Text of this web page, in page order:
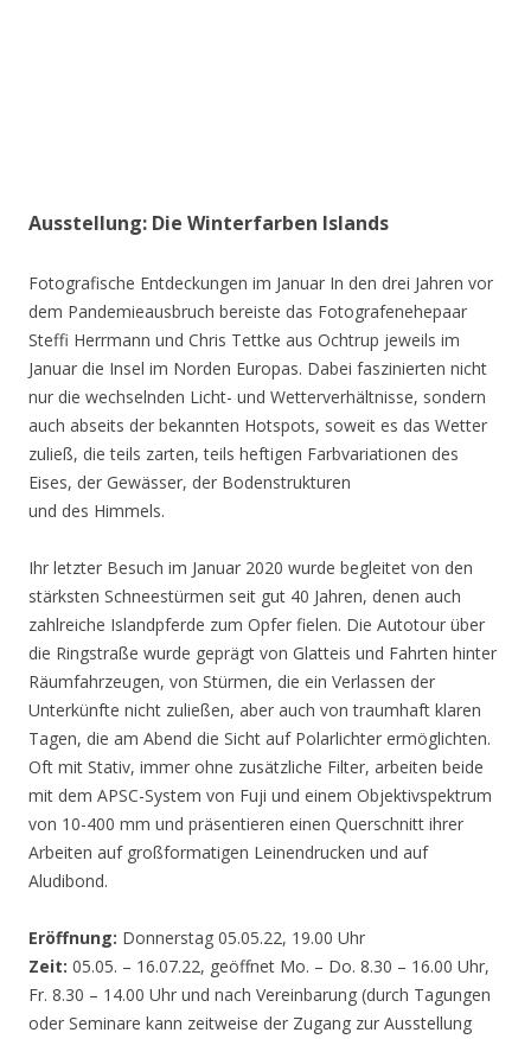
Ausstellung: Die Winterfarben Islands
Fotografische Entdeckungen im Januar In den drei Jahren vor
dem Pandemieausbruch bereiste das Fotografenehepaar
Steffi Herrmann und Chris Tettke aus Ochtrup jeweils im
Januar die Insel im Norden Europas. Dabei faszinierten nicht
nur die wechselnden Licht- und Wetterverhältnisse, sondern
auch abseits der bekannten Hotspots, soweit es das Wetter
zuließ, die teils zarten, teils heftigen Farbvariationen des
Eises, der Gewässer, der Bodenstrukturen
und des Himmels.
Ihr letzter Besuch im Januar 2020 wurde begleitet von den
stärksten Schneestürmen seit gut 40 Jahren, denen auch
zahlreiche Islandpferde zum Opfer fielen. Die Autotour über
die Ringstraße wurde geprägt von Glatteis und Fahrten hinter
Räumfahrzeugen, von Stürmen, die ein Verlassen der
Unterkünfte nicht zuließen, aber auch von traumhaft klaren
Tagen, die am Abend die Sicht auf Polarlichter ermöglichten.
Oft mit Stativ, immer ohne zusätzliche Filter, arbeiten beide
mit dem APSC-System von Fuji und einem Objektivspektrum
von 10-400 mm und präsentieren einen Querschnitt ihrer
Arbeiten auf großformatigen Leinendrucken und auf
Aludibond.
Eröffnung: Donnerstag 05.05.22, 19.00 Uhr
Zeit: 05.05. – 16.07.22, geöffnet Mo. – Do. 8.30 – 16.00 Uhr,
Fr. 8.30 – 14.00 Uhr und nach Vereinbarung (durch Tagungen
oder Seminare kann zeitweise der Zugang zur Ausstellung